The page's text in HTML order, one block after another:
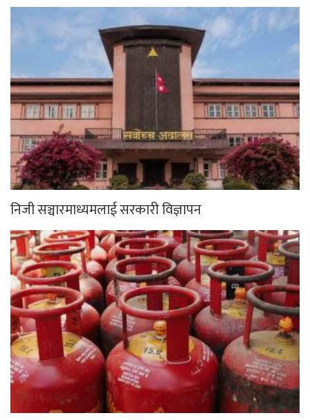
निजी सञ्चारमाध्यमलाई सरकारी विज्ञापन